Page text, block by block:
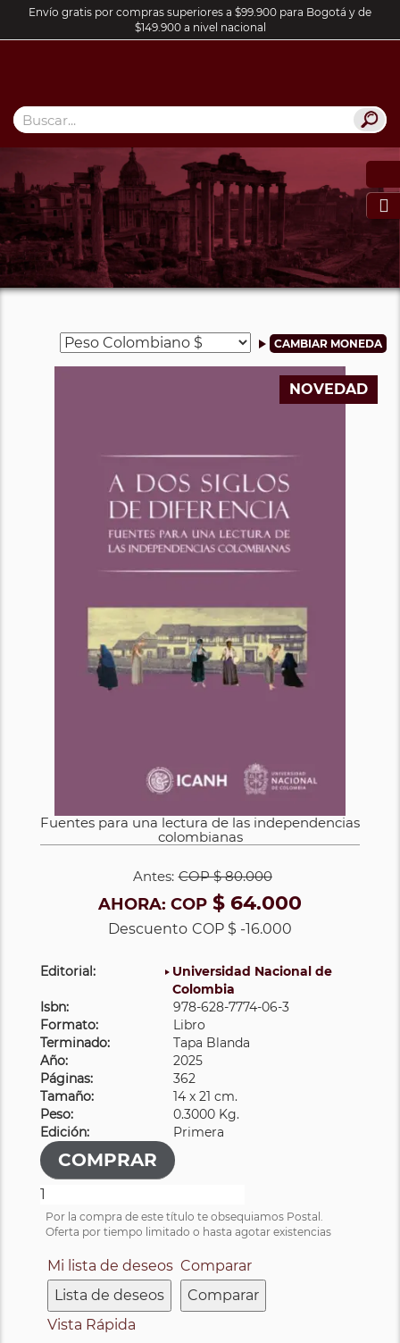
Envío gratis por compras superiores a $99.900 para Bogotá y de
$149.900 a nivel nacional

NOVEDAD
Fuentes para una lectura de las independencias
colombianas
Antes: COP$ 80.000
AHORA: COP $ 64.000
Descuento COP $ -16.000
Editorial:
Universidad Nacional de
Colombia
Isbn:
978-628-7774-06-3
Formato:
Libro
Terminado:
Tapa Blanda
Año:
2025
Páginas:
362
Tamaño:
14 x 21 cm.
Peso:
0.3000 Kg.
Edición:
Primera
Por la compra de este título te obsequiamos Postal.
Oferta por tiempo limitado o hasta agotar existencias
Mi lista de deseos
Lista de deseos
Comparar
Comparar
Vista Rápida